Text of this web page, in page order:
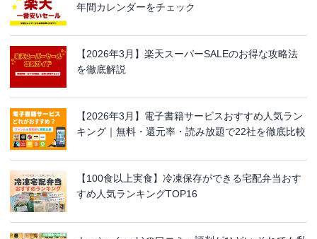
年間カレンダーをチェック
【2026年3月】楽天スーパーSALEのお得な攻略法
を徹底解説
【2026年3月】電子書籍サービスおすすめ人気ラン
キング｜無料・還元率・読み放題で22社を徹底比較
【100食以上実食】冷凍保存ができる宅配弁当おす
すめ人気ランキングTOP16